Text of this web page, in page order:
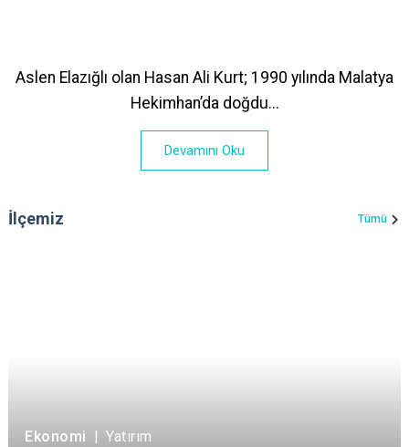
Aslen Elazığlı olan Hasan Ali Kurt; 1990 yılında Malatya
Hekimhan’da doğdu...
Devamını Oku
İlçemiz Tümü
Ekonomi | Yatırım